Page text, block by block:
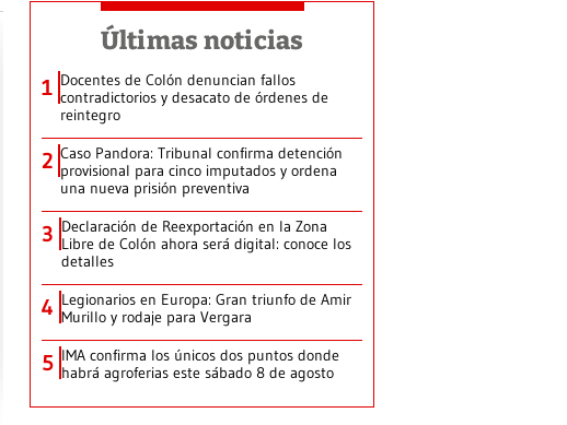
Últimas noticias
1 Docentes de Colón denuncian fallos
contradictorios y desacato de órdenes de
reintegro
2 Caso Pandora: Tribunal confirma detención
provisional para cinco imputados y ordena
una nueva prisión preventiva
3 Declaración de Reexportación en la Zona
Libre de Colón ahora será digital: conoce los
detalles
4 Legionarios en Europa: Gran triunfo de Amir
Murillo y rodaje para Vergara
5 IMA confirma los únicos dos puntos donde
habrá agroferias este sábado 8 de agosto